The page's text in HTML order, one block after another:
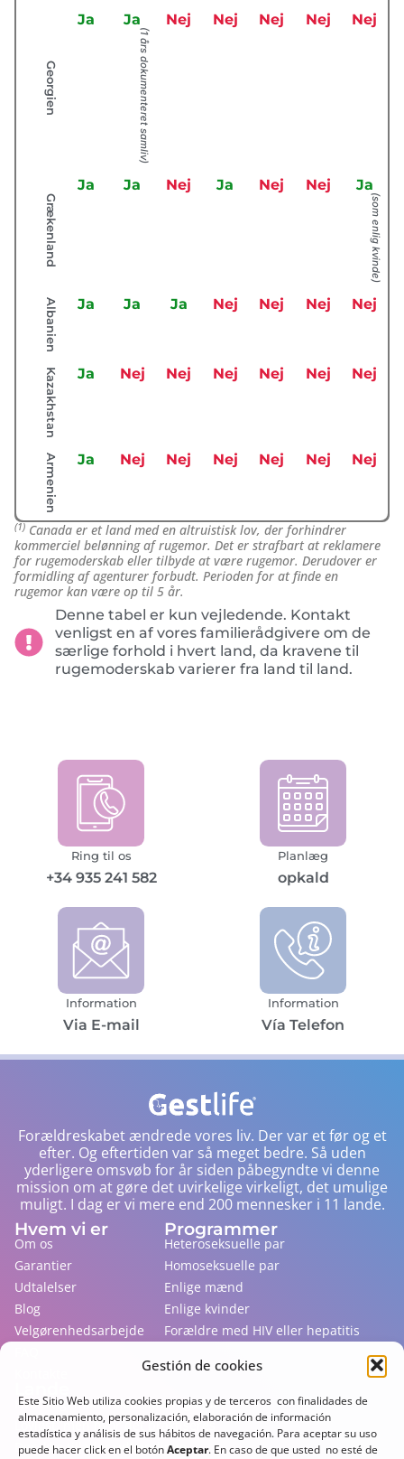
Gestión de cookies
Este Sitio Web utiliza cookies propias y de terceros con finalidades de
almacenamiento, personalización, elaboración de información
estadística y análisis de sus hábitos de navegación. Para aceptar su uso
puede hacer click en el botónAceptar. En caso de que usted no esté de
Georgien
Ja Ja
(1 års dokumenteret samliv)
Nej Nej Nej Nej Nej
Grækenland
Ja Ja Nej Ja Nej Nej Ja
(som enlig kvinde)
Albanien Ja Ja Ja Nej Nej Nej Nej
Kazakhstan Ja Nej Nej Nej Nej Nej Nej
Armenien Ja Nej Nej Nej Nej Nej Nej
(1) Canada er et land med en altruistisk lov, der forhindrer
kommerciel belønning af rugemor. Det er strafbart at reklamere
for rugemoderskab eller tilbyde at være rugemor. Derudover er
formidling af agenturer forbudt. Perioden for at finde en
rugemor kan være op til 5 år.
Denne tabel er kun vejledende. Kontakt
venligst en af ​​vores familierådgivere om de
særlige forhold i hvert land, da kravene til
rugemoderskab varierer fra land til land.
Ring til os
+34 935 241 582
Planlæg
opkald
Information
Via E-mail
Information
Vía Telefon
Forældreskabet ændrede vores liv. Der var et før og et
efter. Og eftertiden var så meget bedre. Så uden
yderligere omsvøb for år siden påbegyndte vi denne
mission om at gøre det uvirkelige virkeligt, det umulige
muligt. I dag er vi mere end 200 mennesker i 11 lande.
Hvem vi er
Om os
Garantier
Udtalelser
Blog
Velgørenhedsarbejde
Programmer
Heteroseksuelle par
Homoseksuelle par
Enlige mænd
Enlige kvinder
Forældre med HIV eller hepatitis
Hvor rugemoderskabsloven gælder
Lovløst, men hvor det praktiseres
Der ikke tillader udlændinge